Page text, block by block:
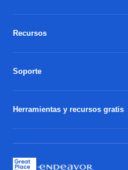
Recursos
Soporte
Herramientas y recursos gratis